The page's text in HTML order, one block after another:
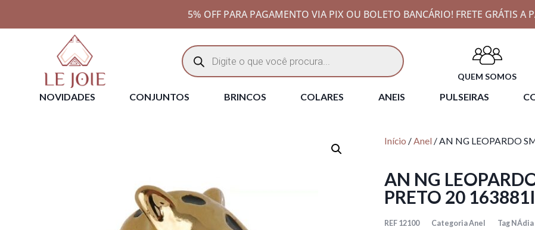
5% OFF PARA PAGAMENTO VIA PIX OU BOLETO BANCÁRIO! FRETE GRÁTIS A
QUEM SOMOS
NOVIDADES CONJUNTOS BRINCOS COLARES ANEIS PULSEIRAS
Início /Anel / AN NG LEOPARDO
AN NG
PRETO 20
REF 12100 CategoriaAnel Tag